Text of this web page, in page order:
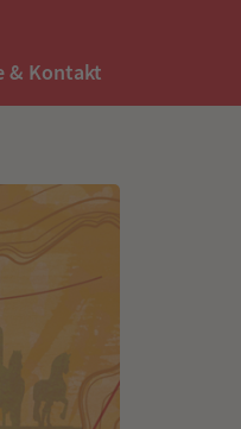
& Kontakt